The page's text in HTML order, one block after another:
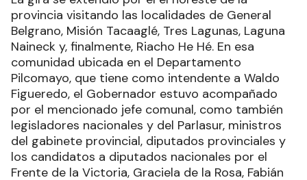
provincia visitando las localidades de General
Belgrano, Misión Tacaaglé, Tres Lagunas, Laguna
Naineck y, finalmente, Riacho He Hé. En esa
comunidad ubicada en el Departamento
Pilcomayo, que tiene como intendente a Waldo
Figueredo, el Gobernador estuvo acompañado
por el mencionado jefe comunal, como también
legisladores nacionales y del Parlasur, ministros
del gabinete provincial, diputados provinciales y
los candidatos a diputados nacionales por el
Frente de la Victoria, Graciela de la Rosa, Fabián